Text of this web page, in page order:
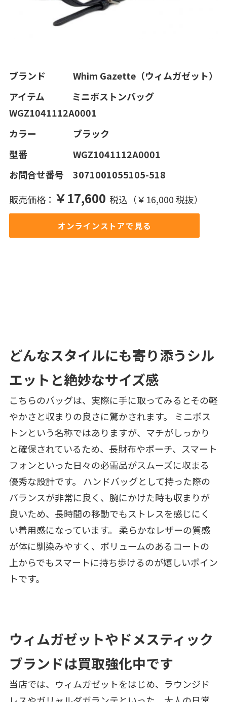
ブランド Whim Gazette（ウィムガゼット）
アイテム ミニボストンバッグ
WGZ1041112A0001
カラー ブラック
型番 WGZ1041112A0001
お問合せ番号 3071001055105-518
販売価格： ￥17,600 税込（￥16,000 税抜）
オンラインストアで見る
どんなスタイルにも寄り添うシル
エットと絶妙なサイズ感
こちらのバッグは、実際に手に取ってみるとその軽
やかさと収まりの良さに驚かされます。 ミニボス
トンという名称ではありますが、マチがしっかり
と確保されているため、長財布やポーチ、スマート
フォンといった日々の必需品がスムーズに収まる
優秀な設計です。 ハンドバッグとして持った際の
バランスが非常に良く、腕にかけた時も収まりが
良いため、長時間の移動でもストレスを感じにく
い着用感になっています。 柔らかなレザーの質感
が体に馴染みやすく、ボリュームのあるコートの
上からでもスマートに持ち歩けるのが嬉しいポイン
トです。
ウィムガゼットやドメスティック
ブランドは買取強化中です
当店では、ウィムガゼットをはじめ、ラウンジド